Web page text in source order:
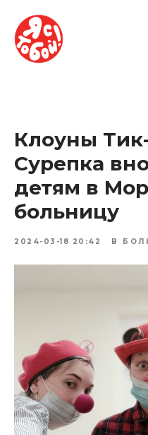
Клоуны
Сурепка
детям в
больницу
2024-03-18 20:42 В